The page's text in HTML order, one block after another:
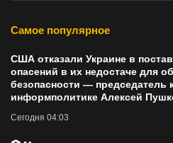
Самое популярное
США отказали Украине в
опасений в их недостаче для
безопасности — председатель
информполитике Алексей
Сегодня 04:03